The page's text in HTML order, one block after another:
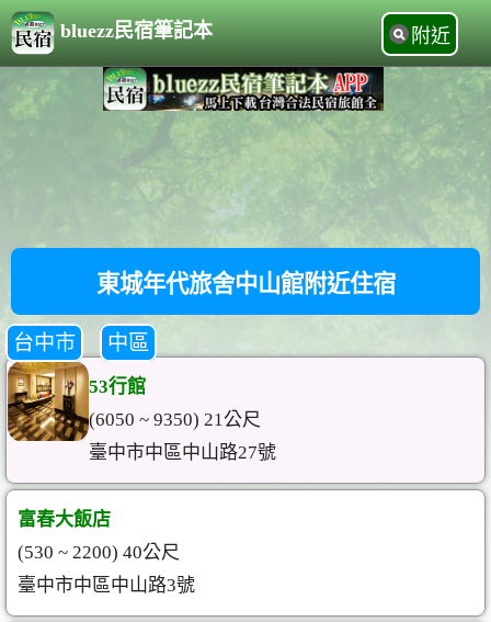
bluezz民宿筆記本 附近
東城年代旅舍中山館附近住宿
台中市 中區
53行館
(6050 ~ 9350) 21公尺
臺中市中區中山路27號
富春大飯店
(530 ~ 2200) 40公尺
臺中市中區中山路3號